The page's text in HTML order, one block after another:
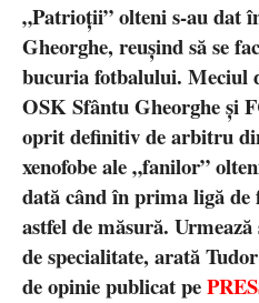
„Patrioții” olteni s-au dat
Gheorghe, reușind să se
bucuria fotbalului. Meciul
OSK Sfântu Gheorghe și
oprit definitiv de arbitru
xenofobe ale „fanilor”
dată când în prima ligă
astfel de măsură.
de specialitate, arată
de opinie publicat pe